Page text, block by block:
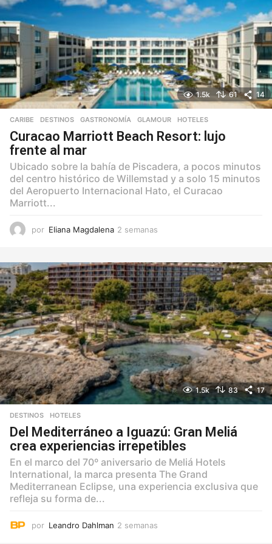
a
1.5k 61 14
CARIBE ,DESTINOS ,GASTRONOMÍA ,GLAMOUR ,HOTELES
Curacao Marriott Beach Resort: lujo
frente al mar
Ubicado sobre la bahía de Piscadera, a pocos minutos
del centro histórico de Willemstad y a solo 15 minutos
del Aeropuerto Internacional Hato, el Curacao
Marriott...
por Eliana Magdalena 2 semanas
m
a
n
a
s
1.5k 83 17
DESTINOS ,HOTELES
Del Mediterráneo a Iguazú: Gran Meliá
crea experiencias irrepetibles
En el marco del 70º aniversario de Meliá Hotels
International, la marca presenta The Grand
Mediterranean Eclipse, una experiencia exclusiva que
refleja su forma de...
por Leandro Dahlman 2 semanas